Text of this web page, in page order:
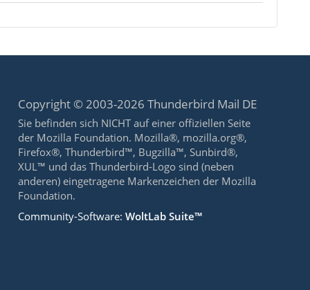
Copyright © 2003-2026 Thunderbird Mail DE
Sie befinden sich NICHT auf einer offiziellen Seite
der Mozilla Foundation. Mozilla®, mozilla.org®,
Firefox®, Thunderbird™, Bugzilla™, Sunbird®,
XUL™ und das Thunderbird-Logo sind (neben
anderen) eingetragene Markenzeichen der Mozilla
Foundation.
Community-Software:WoltLab Suite™